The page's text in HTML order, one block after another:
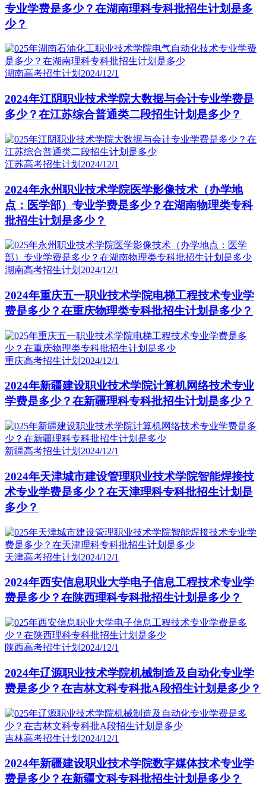
专业学费是多少？在湖南理科专科批招生计划是多
少？
湖南高考招生计划 2024/12/1
2024年江阴职业技术学院大数据与会计专业学费是
多少？在江苏综合普通类二段招生计划是多少？
江苏高考招生计划 2024/12/1
2024年永州职业技术学院医学影像技术（办学地
点：医学部）专业学费是多少？在湖南物理类专科
批招生计划是多少？
湖南高考招生计划 2024/12/1
2024年重庆五一职业技术学院电梯工程技术专业学
费是多少？在重庆物理类专科批招生计划是多少？
重庆高考招生计划 2024/12/1
2024年新疆建设职业技术学院计算机网络技术专业
学费是多少？在新疆理科专科批招生计划是多少？
新疆高考招生计划 2024/12/1
2024年天津城市建设管理职业技术学院智能焊接技
术专业学费是多少？在天津理科专科批招生计划是
多少？
天津高考招生计划 2024/12/1
2024年西安信息职业大学电子信息工程技术专业学
费是多少？在陕西理科专科批招生计划是多少？
陕西高考招生计划 2024/12/1
2024年辽源职业技术学院机械制造及自动化专业学
费是多少？在吉林文科专科批A段招生计划是多少？
吉林高考招生计划 2024/12/1
2024年新疆建设职业技术学院数字媒体技术专业学
费是多少？在新疆文科专科批招生计划是多少？